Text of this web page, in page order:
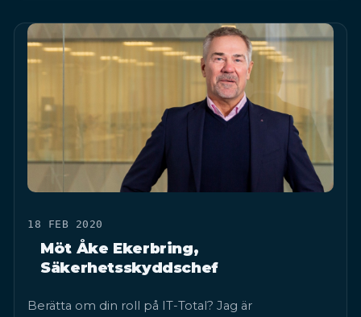
18 FEB 2020
Möt Åke Ekerbring,
Säkerhetsskyddschef
Berätta om din roll på IT-Total? Jag är